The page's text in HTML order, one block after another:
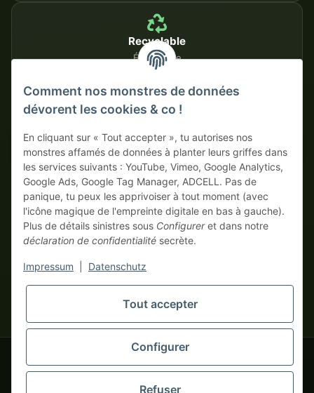
Recyclable
Écologique
MÉTHODES DE PAIEMENT SÉCURISÉES
Sur facture Paiement anticipé avec escompte
vrais monstres business commandent ! Vente uniquement aux
entrepreneurs (§ 14 BGB), aucun client particulier (§ 13 BGB).
Les prix en devises étrangères sont indicatifs et se basent sur le
taux de change actuel. La devise contractuelle est l'euro (EUR).
© 2020-2026 tapemonster - Tous droits réservés. Design by
Comment nos monstres de données
dévorent les cookies & co !
En cliquant sur « Tout accepter », tu autorises nos
monstres affamés de données à planter leurs griffes dans
les services suivants : YouTube, Vimeo, Google Analytics,
Google Ads, Google Tag Manager, ADCELL. Pas de
panique, tu peux les apprivoiser à tout moment (avec
l'icône magique de l'empreinte digitale en bas à gauche).
Plus de détails sinistres sous Configureret dans notre
déclaration de confidentialité secrète.
Impressum Datenschutz
Tout accepter
Configurer
Refuser